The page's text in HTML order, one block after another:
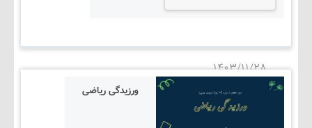
۱۴۰۳/۱۱/۲۸
ورزیدگی ریاضی